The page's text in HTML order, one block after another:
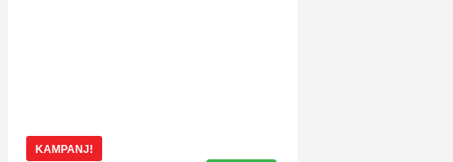
KAMPANJ!